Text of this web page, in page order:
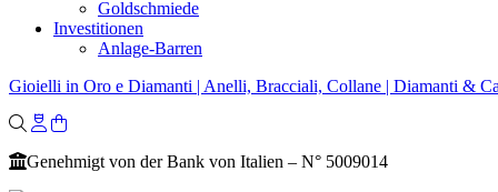
Goldschmiede
Investitionen
Anlage-Barren
Gioielli in Oro e Diamanti | Anelli, Bracciali, Collane | Diamanti &
Genehmigt von der Bank von Italien – N° 5009014